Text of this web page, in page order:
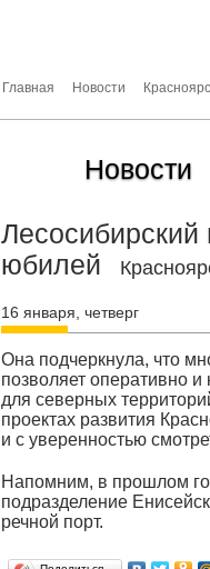
Главная Новости
Новости
Лесосибирский
юбилей
16 января, четверг
Она подчеркнула, что
позволяет оперативно
для северных
проектах развития
и с уверенностью
Напомним, в прошлом
подразделение
речной порт.